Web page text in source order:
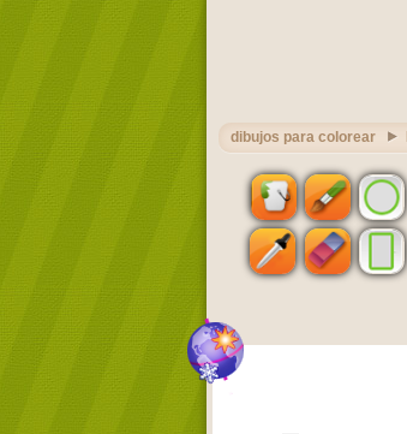
dibujos para colorear